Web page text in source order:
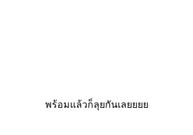
พร้อมแล้วก็ลุยกันเลยยยย